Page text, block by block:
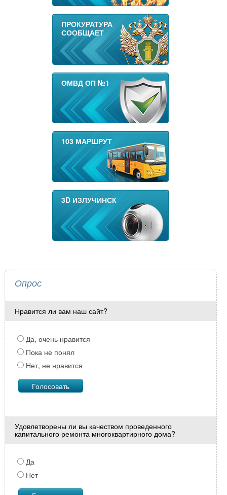
ПРОКУРАТУРА
СООБЩАЕТ
ОМВД ОП №1
103 МАРШРУТ
3D ИЗЛУЧИНСК
Опрос
Нравится ли вам наш сайт?
Да, очень нравится
Пока не понял
Нет, не нравится
Удовлетворены ли вы качеством проведенного
капитального ремонта многоквартирного дома?
Да
Нет